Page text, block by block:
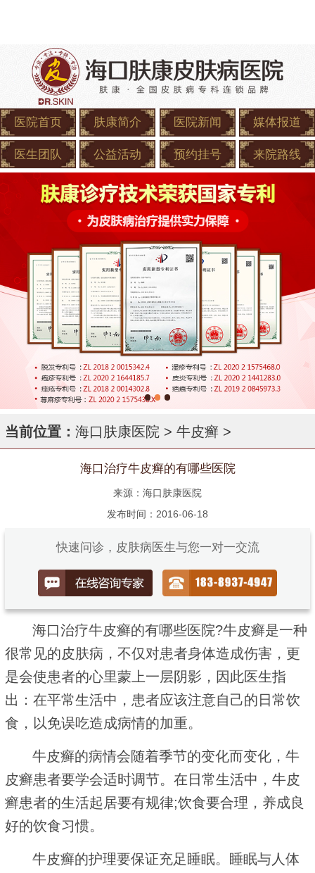
医院首页 肤康简介 医院新闻 媒体报道
医生团队 公益活动 预约挂号 来院路线
当前位置： 海口肤康医院 > 牛皮癣 >
海口治疗牛皮癣的有哪些医院
来源：海口肤康医院
发布时间：2016-06-18
快速问诊，皮肤病医生与您一对一交流
海口治疗牛皮癣的有哪些医院?牛皮癣是一种
很常见的皮肤病，不仅对患者身体造成伤害，更
是会使患者的心里蒙上一层阴影，因此医生指
出：在平常生活中，患者应该注意自己的日常饮
食，以免误吃造成病情的加重。
牛皮癣的病情会随着季节的变化而变化，牛
皮癣患者要学会适时调节。在日常生活中，牛皮
癣患者的生活起居要有规律;饮食要合理，养成良
好的饮食习惯。
牛皮癣的护理要保证充足睡眠。睡眠与人体